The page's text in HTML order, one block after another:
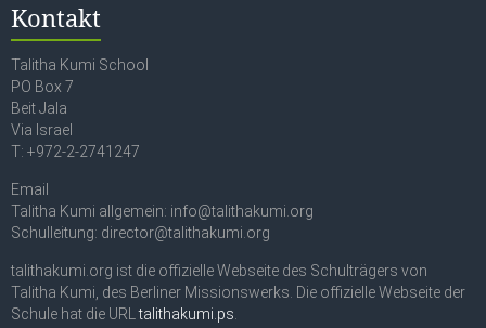
Kontakt
Talitha Kumi School
PO Box 7
Beit Jala
Via Israel
T: +972-2-2741247
Email
Talitha Kumi allgemein: info@talithakumi.org
Schulleitung: director@talithakumi.org
talithakumi.org ist die offizielle Webseite des Schulträgers von
Talitha Kumi, des Berliner Missionswerks. Die offizielle Webseite der
Schule hat die URLtalithakumi.ps.